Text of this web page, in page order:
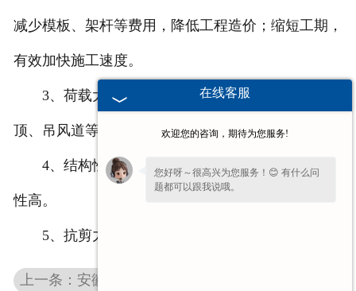
减少模板、架杆等费用，降低工程造价；缩短工期，
有效加快施工速度。
3、荷载大：屋面、楼面均可使用，充分满足吊
顶、吊风道等荷载要求。
4、结构性能稳定：耐腐蚀，防火等级高、抗震
性高。
5、抗剪力强，可开天窗；结构找坡
上一条：安徽T平板
在线客服
欢迎您的咨询，期待为您服务!
您好呀～很高兴为您服务！😊 有什么问
题都可以跟我说哦。